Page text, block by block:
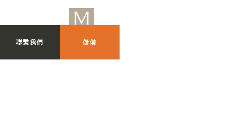
聯繫我們 儲備